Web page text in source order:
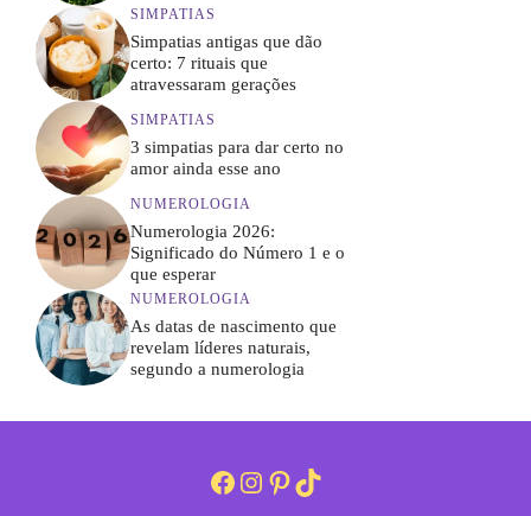
SIMPATIAS
Simpatias antigas que dão
certo: 7 rituais que
atravessaram gerações
SIMPATIAS
3 simpatias para dar certo no
amor ainda esse ano
NUMEROLOGIA
Numerologia 2026:
Significado do Número 1 e o
que esperar
NUMEROLOGIA
As datas de nascimento que
revelam líderes naturais,
segundo a numerologia
Facebook
Instagram
Pinterest
TikTok